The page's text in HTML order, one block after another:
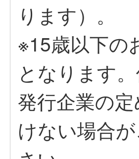
ります）。
※15歳以下の
となります
発行企業の
けない場合